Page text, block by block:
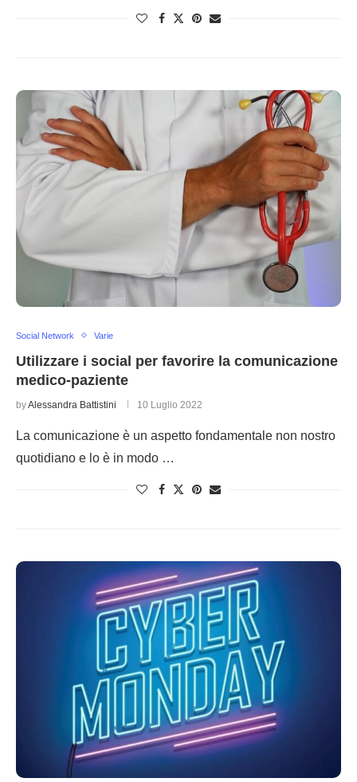
Social Network Varie
Utilizzare i social per favorire la comunicazione
medico-paziente
byAlessandra Battistini 10 Luglio 2022
La comunicazione è un aspetto fondamentale non nostro
quotidiano e lo è in modo …